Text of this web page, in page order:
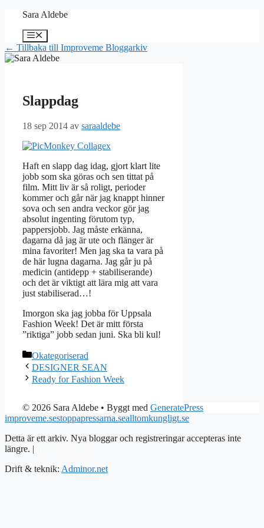
Hoppa
innehåll
Sara Aldebe
Meny
← Tillbaka till Improveme Bloggarkiv
Slappdag
18 sep 2014 av saraaldebe
Haft en slapp dag idag, gjort klart lite
jobb som ska göras och sen tittat på
film. Mitt liv är så roligt, perioder
kommer och går när jag knappt hinner
sova och sen andra veckor gör jag
absolut ingenting förutom typ,
pappersjobb. Jag måste erkänna,
dagarna då jag är ute och flänger är
mina favoriter! Men jag ska ta vara på
de här lugna dagarna. Jag går ju på
medicin (antidepp + stabiliserande)
och det är viktigt att lära mig att vara
just stabiliserad…!
Imorgon ska jag jobba för Uppsala
Fashion Week! Det är mitt första
”riktiga” jobb sedan juni. Ska bli kul!
Kategorier
Okategoriserad
DESIGNER SEAN
Ready for Fashion Week
© 2026 Sara Aldebe • Byggt med GeneratePress
improveme.sestoppapressarna.sealltomkungligt.se
Detta är ett arkiv. Nya bloggar och registreringar accepteras inte
längre. |
Drift & teknik: Adminor.net